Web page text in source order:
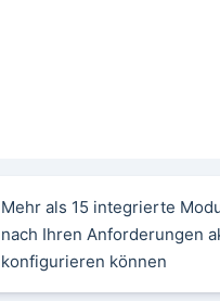
Mehr als 15 integrierte
nach Ihren Anforderungen
konfigurieren können